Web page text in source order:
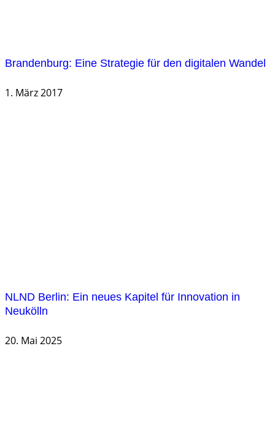
Brandenburg: Eine Strategie für den digitalen Wandel
1. März 2017
NLND Berlin: Ein neues Kapitel für Innovation in
Neukölln
20. Mai 2025